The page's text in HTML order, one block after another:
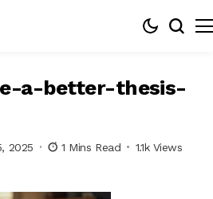
a-better-thesis-
2025 1 Mins Read 1.1k Views